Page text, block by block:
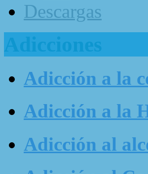
Descargas
Adicciones
Adicción a la
Adicción a la
Adicción al